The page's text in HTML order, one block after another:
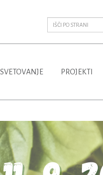
SVETOVANJE PROJEKTI